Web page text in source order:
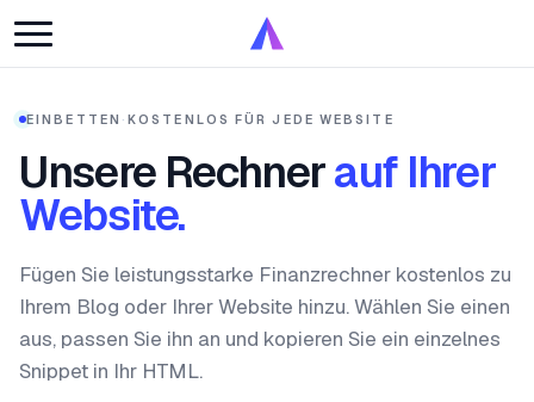
EINBETTEN ·KOSTENLOS FÜR JEDE WEBSITE
Unsere Rechnerauf Ihrer
Website.
Fügen Sie leistungsstarke Finanzrechner kostenlos zu
Ihrem Blog oder Ihrer Website hinzu. Wählen Sie einen
aus, passen Sie ihn an und kopieren Sie ein einzelnes
Snippet in Ihr HTML.